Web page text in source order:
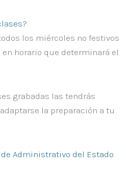
los miércoles no festivos
horario que determinará el
grabadas las tendrás
la preparación a tu
Administrativo del Estado